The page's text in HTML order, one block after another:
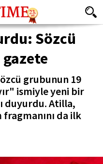
Sözcü
grubunun 19
ismiyle yeni bir
duyurdu. Atilla,
da ilk